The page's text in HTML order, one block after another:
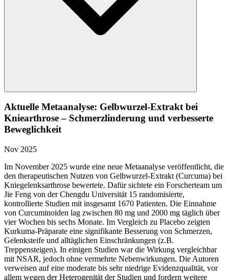
Aktuelle Metaanalyse: Gelbwurzel-Extrakt bei
Kniearthrose – Schmerzlinderung und verbesserte
Beweglichkeit
Nov 2025
Im November 2025 wurde eine neue Metaanalyse veröffentlicht, die
den therapeutischen Nutzen von Gelbwurzel-Extrakt (Curcuma) bei
Kniegelenksarthrose bewertete. Dafür sichtete ein Forscherteam um
Jie Feng von der Chengdu Universität 15 randomisierte,
kontrollierte Studien mit insgesamt 1670 Patienten. Die Einnahme
von Curcuminoiden lag zwischen 80 mg und 2000 mg täglich über
vier Wochen bis sechs Monate. Im Vergleich zu Placebo zeigten
Kurkuma-Präparate eine signifikante Besserung von Schmerzen,
Gelenksteife und alltäglichen Einschränkungen (z.B.
Treppensteigen). In einigen Studien war die Wirkung vergleichbar
mit NSAR, jedoch ohne vermehrte Nebenwirkungen. Die Autoren
verweisen auf eine moderate bis sehr niedrige Evidenzqualität, vor
allem wegen der Heterogenität der Studien und fordern weitere